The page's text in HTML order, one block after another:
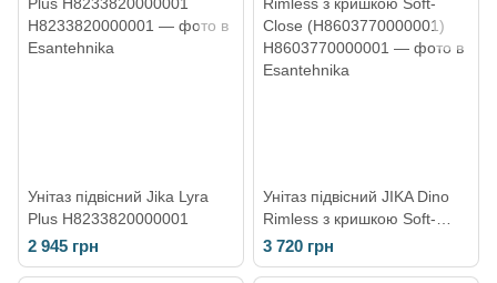
Унітаз підвісний Jika Lyra
Plus H8233820000001
2 945 грн
Унітаз підвісний JIKA Dino
Rimless з кришкою Soft-
Close (H8603770000001)
3 720 грн